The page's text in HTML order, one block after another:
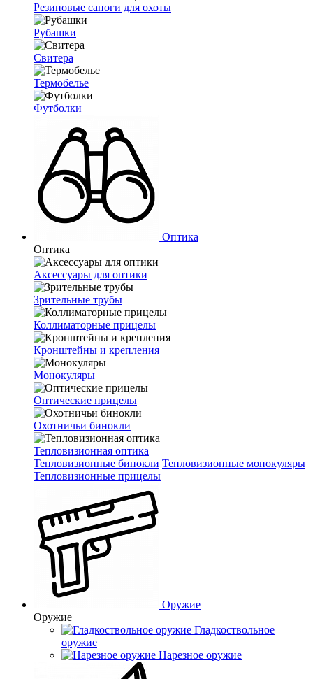
Резиновые сапоги для охоты
Рубашки
Свитера
Термобелье
Футболки
Оптика
Оптика
Аксессуары для оптики
Зрительные трубы
Коллиматорные прицелы
Кронштейны и крепления
Монокуляры
Оптические прицелы
Охотничьи бинокли
Тепловизионная оптика
Тепловизионные бинокли Тепловизионные монокуляры
Тепловизионные прицелы
Оружие
Оружие
Гладкоствольное
оружие
Нарезное оружие